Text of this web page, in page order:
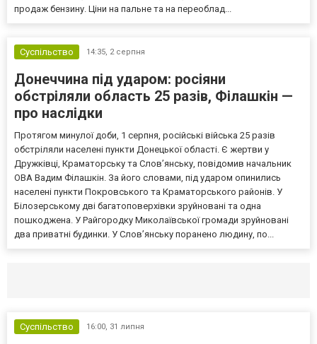
продаж бензину. Ціни на пальне та на переоблад...
Суспільство 14:35, 2 серпня
Донеччина під ударом: росіяни
обстріляли область 25 разів, Філашкін —
про наслідки
Протягом минулої доби, 1 серпня, російські війська 25 разів
обстріляли населені пункти Донецької області. Є жертви у
Дружківці, Краматорську та Слов’янську, повідомив начальник
ОВА Вадим Філашкін. За його словами, під ударом опинились
населені пункти Покровського та Краматорського районів. У
Білозерському дві багатоповерхівки зруйновані та одна
пошкоджена. У Райгородку Миколаївської громади зруйновані
два приватні будинки. У Слов’янську поранено людину, по...
Суспільство 16:00, 31 липня